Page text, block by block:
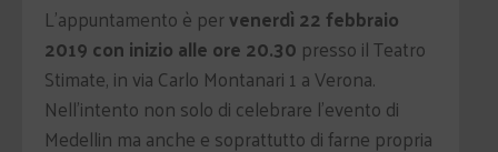
L’appuntamento è pervenerdì 22 febbraio
2019 con inizio alle ore 20.30 presso il Teatro
Stimate, in via Carlo Montanari 1 a Verona.
Nell’intento non solo di celebrare l’evento di
Medellin ma anche e soprattutto di farne propria